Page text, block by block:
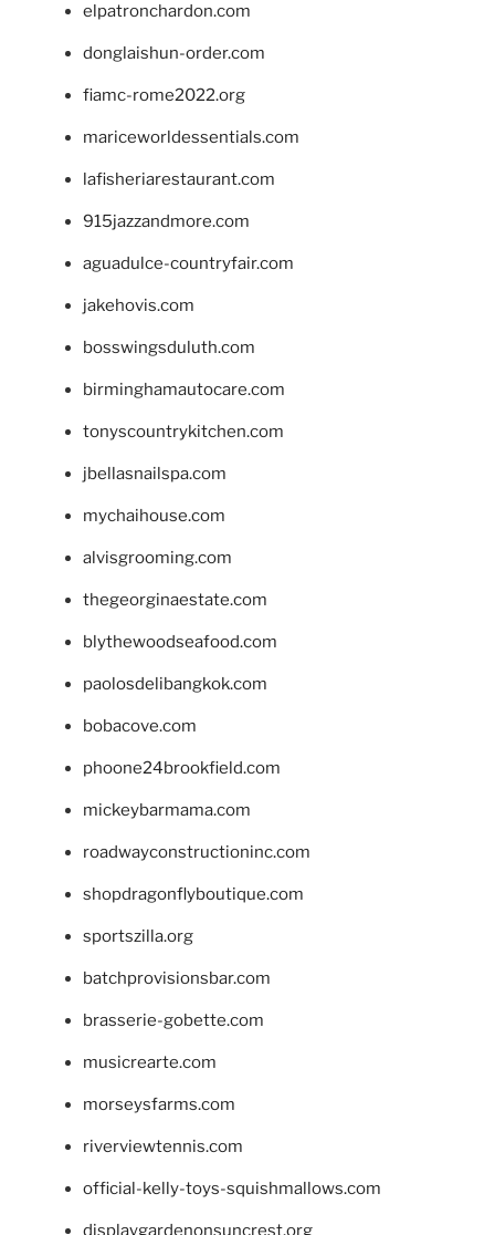
elpatronchardon.com
donglaishun-order.com
fiamc-rome2022.org
mariceworldessentials.com
lafisheriarestaurant.com
915jazzandmore.com
aguadulce-countryfair.com
jakehovis.com
bosswingsduluth.com
birminghamautocare.com
tonyscountrykitchen.com
jbellasnailspa.com
mychaihouse.com
alvisgrooming.com
thegeorginaestate.com
blythewoodseafood.com
paolosdelibangkok.com
bobacove.com
phoone24brookfield.com
mickeybarmama.com
roadwayconstructioninc.com
shopdragonflyboutique.com
sportszilla.org
batchprovisionsbar.com
brasserie-gobette.com
musicrearte.com
morseysfarms.com
riverviewtennis.com
official-kelly-toys-squishmallows.com
displaygardenonsuncrest.org